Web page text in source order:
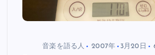
音楽を語る人 2007年 3月20日